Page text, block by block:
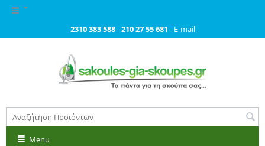
2310 383 588-210 27 55 681 - E-mail
Menu